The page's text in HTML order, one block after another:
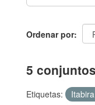
Ordenar por
5
Etiquetas: Itabira